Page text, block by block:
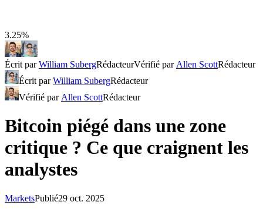
3.25%
Écrit parWilliam SubergRédacteurVérifié par Allen ScottRédacteur
Écrit parWilliam SubergRédacteur
Vérifié par Allen ScottRédacteur
Bitcoin piégé dans une zone
critique ? Ce que craignent les
analystes
MarketsPublié29 oct. 2025